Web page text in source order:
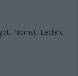
Norrist, Leclerc